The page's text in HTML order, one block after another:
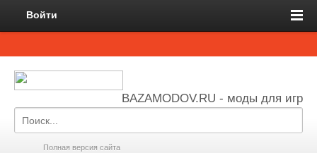
Войти
BAZAMODOV.RU - моды для игр
Полная версия сайта